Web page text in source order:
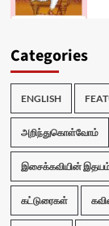
Categories
ENGLISH
அறிந்துகொள்வோம்
இசைக்கவியின்
கட்டுரைகள்